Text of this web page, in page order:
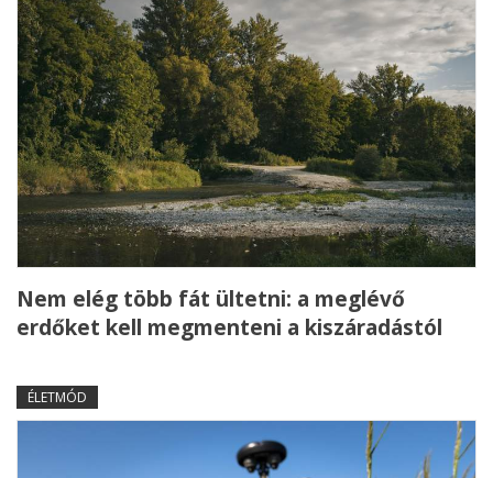
Nem elég több fát ültetni: a meglévő
erdőket kell megmenteni a kiszáradástól
ÉLETMÓD